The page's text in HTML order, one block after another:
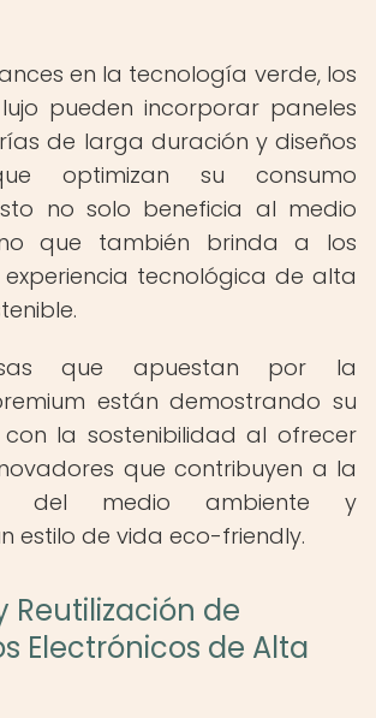
en la tecnología verde, los
pueden incorporar paneles
de larga duración y diseños
optimizan su consumo
no solo beneficia al medio
que también brinda a los
experiencia tecnológica de alta
que apuestan por la
están demostrando su
la sostenibilidad al ofrecer
que contribuyen a la
del medio ambiente y
estilo de vida eco-friendly.
Reutilización de
Electrónicos de Alta